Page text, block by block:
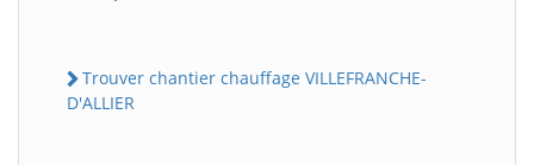
Trouver chantier chauffage VILLEFRANCHE-
D'ALLIER